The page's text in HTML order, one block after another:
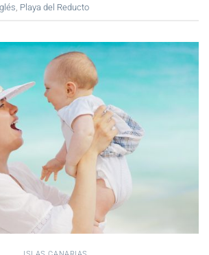
, Playa del Reducto